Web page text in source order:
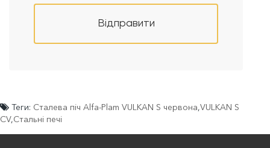
Відправити
Теги: Сталева піч Alfa-Plam VULKAN S червона,VULKAN S
CV,Стальні печі